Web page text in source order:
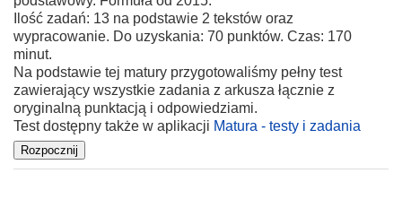
Ilość zadań: 13 na podstawie 2 tekstów oraz
wypracowanie. Do uzyskania: 70 punktów. Czas: 170
minut.
Na podstawie tej matury przygotowaliśmy pełny test
zawierający wszystkie zadania z arkusza łącznie z
oryginalną punktacją i odpowiedziami.
Test dostępny także w aplikacji Matura - testy i zadania